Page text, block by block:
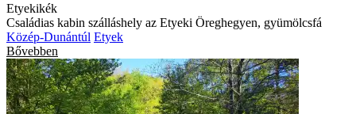
Etyekikék
Családias kabin szálláshely az Etyeki Öreghegyen, gyümölcsfá
Közép-Dunántúl Etyek
Bővebben